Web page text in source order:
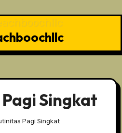
Singkat
Pagi Singkat